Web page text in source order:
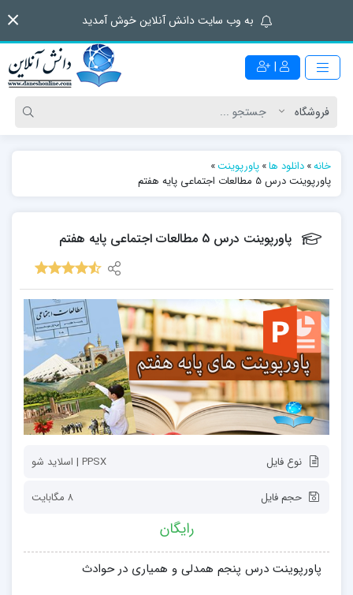
به وب سایت دانش آنلاین خوش آمدید
|
خانه»دانلود ها»پاورپوینت»
پاورپوینت درس 5 مطالعات اجتماعی پایه هفتم
پاورپوینت درس 5 مطالعات اجتماعی پایه هفتم
نوع فایل PPSX | اسلاید شو
حجم فایل ۸ مگابایت
رایگان
پاورپوینت درس پنجم همدلی و همیاری در حوادث